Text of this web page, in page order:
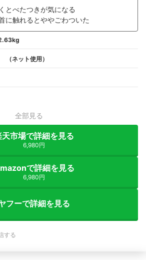
とべたつきが気になる
に触れるとややごわついた
（ネット使用）
全部見る
天市場で詳細を見る
6,980円
で詳細を見る
6,980円
フーで詳細を見る
する